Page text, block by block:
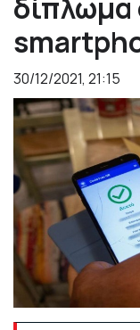
δίπλωμα
30/12/2021, 21:15